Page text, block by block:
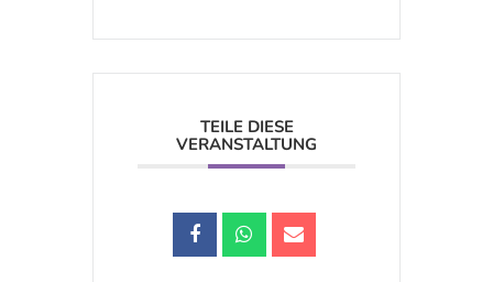
TEILE DIESE
VERANSTALTUNG